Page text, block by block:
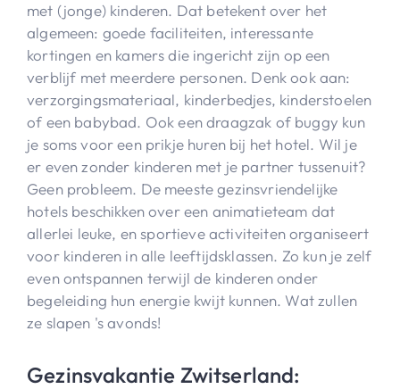
met (jonge) kinderen. Dat betekent over het
algemeen: goede faciliteiten, interessante
kortingen en kamers die ingericht zijn op een
verblijf met meerdere personen. Denk ook aan:
verzorgingsmateriaal, kinderbedjes, kinderstoelen
of een babybad. Ook een draagzak of buggy kun
je soms voor een prikje huren bij het hotel. Wil je
er even zonder kinderen met je partner tussenuit?
Geen probleem. De meeste gezinsvriendelijke
hotels beschikken over een animatieteam dat
allerlei leuke, en sportieve activiteiten organiseert
voor kinderen in alle leeftijdsklassen. Zo kun je zelf
even ontspannen terwijl de kinderen onder
begeleiding hun energie kwijt kunnen. Wat zullen
ze slapen 's avonds!
Gezinsvakantie Zwitserland: